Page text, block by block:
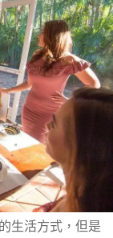
生活方式，但是